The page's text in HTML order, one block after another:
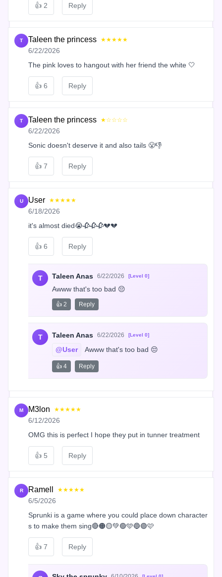
👍 2 Reply
T Taleen the princess ★★★★★
6/22/2026
The pink loves to hangout with her friend the white 🤍
👍 6 Reply
T Taleen the princess ★☆☆☆☆
6/22/2026
Sonic doesn't deserve it and also tails 😤👎
👍 7 Reply
U User ★★★★★
6/18/2026
it's almost died😭🥀🥀🥀💔💔
👍 6 Reply
T Taleen Anas 6/22/2026 [Level 0]
Awww that's too bad 😔
👍 2 Reply
T Taleen Anas 6/22/2026 [Level 0]
@User Awww that's too bad 😔
👍 4 Reply
M M3lon ★★★★★
6/12/2026
OMG this is perfect I hope they put in tunner treatment
👍 5 Reply
R Ramell ★★★★★
6/5/2026
Sprunki is a game where you could place down character
s to make them sing🔴🟠🟡💚🟢🩵🔵🟣🩷
👍 7 Reply